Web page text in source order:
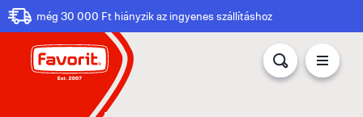
még 30 000 Ft hiányzik az ingyenes szállításhoz